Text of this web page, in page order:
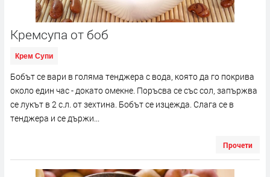
Кремсупа от боб
Крем Супи
Бобът се вари в голяма тенджера с вода, която да го покрива
около един час - докато омекне. Поръсва се със сол, запържва
се лукът в 2 с.л. от зехтина. Бобът се изцежда. Слага се в
тенджера и се държи...
Прочети